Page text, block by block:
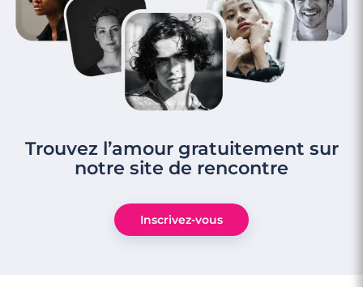
3 minutes
Rencontre à Fontenay-aux-Roses
Trouvez l’amour gratuitement sur
notre site de rencontre
Inscrivez-vous